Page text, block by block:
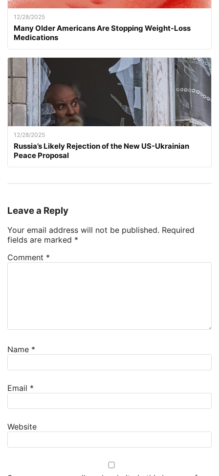
12/28/2025
Many Older Americans Are Stopping Weight-Loss
Medications
12/28/2025
Russia’s Likely Rejection of the New US-Ukrainian
Peace Proposal
Leave a Reply
Your email address will not be published. Required
fields are marked *
Comment *
Name *
Email *
Website